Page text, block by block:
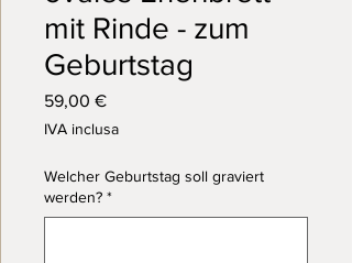
mit Rinde - zum
Geburtstag
59,00 €Prezzo
IVA inclusa
Welcher Geburtstag soll graviert
werden? *